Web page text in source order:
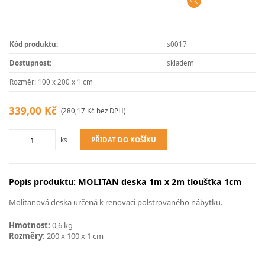
Kód produktu: s0017
Dostupnost: skladem
Rozměr: 100 x 200 x 1 cm
339,00 Kč (280,17 Kč bez DPH)
ks PŘIDAT DO KOŠÍKU
Popis produktu: MOLITAN deska 1m x 2m tloušťka 1cm
Molitanová deska určená k renovaci polstrovaného nábytku.
Hmotnost: 0,6 kg
Rozměry: 200 x 100 x 1 cm